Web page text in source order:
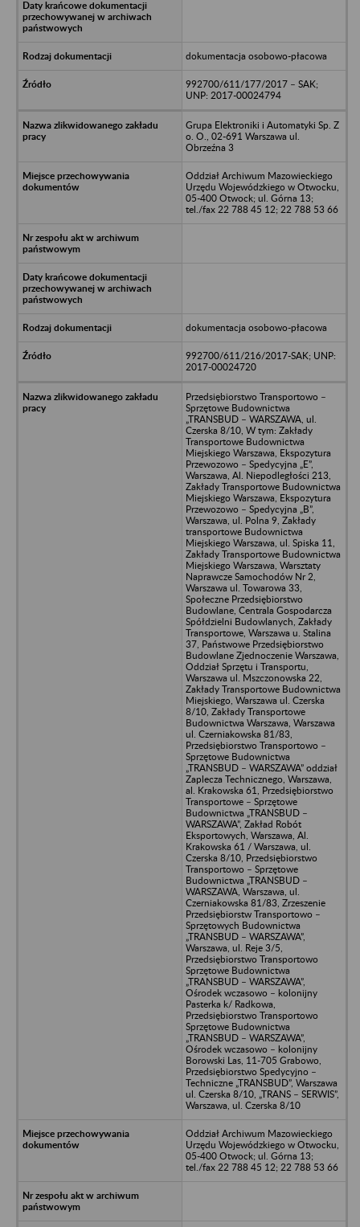
dokumentacja osobowo-płacowa
992700/611/177/2017 – SAK;
UNP: 2017-00024794
Grupa Elektroniki i Automatyki Sp. Z
o. O., 02-691 Warszawa ul.
Obrzeźna 3
Oddział Archiwum Mazowieckiego
Urzędu Wojewódzkiego w Otwocku,
05-400 Otwock; ul. Górna 13;
tel./fax 22 788 45 12; 22 788 53 66
dokumentacja osobowo-płacowa
992700/611/216/2017-SAK; UNP:
2017-00024720
Przedsiębiorstwo Transportowo –
Sprzętowe Budownictwa
„TRANSBUD – WARSZAWA, ul.
Czerska 8/10, W tym: Zakłady
Transportowe Budownictwa
Miejskiego Warszawa, Ekspozytura
Przewozowo – Spedycyjna „E”,
Warszawa, Al. Niepodległości 213,
Zakłady Transportowe Budownictwa
Miejskiego Warszawa, Ekspozytura
Przewozowo – Spedycyjna „B”,
Warszawa, ul. Polna 9, Zakłady
transportowe Budownictwa
Miejskiego Warszawa, ul. Spiska 11,
Zakłady Transportowe Budownictwa
Miejskiego Warszawa, Warsztaty
Naprawcze Samochodów Nr 2,
Warszawa ul. Towarowa 33,
Społeczne Przedsiębiorstwo
Budowlane, Centrala Gospodarcza
Spółdzielni Budowlanych, Zakłady
Transportowe, Warszawa u. Stalina
37, Państwowe Przedsiębiorstwo
Budowlane Zjednoczenie Warszawa,
Oddział Sprzętu i Transportu,
Warszawa ul. Mszczonowska 22,
Zakłady Transportowe Budownictwa
Miejskiego, Warszawa ul. Czerska
8/10, Zakłady Transportowe
Budownictwa Warszawa, Warszawa
ul. Czerniakowska 81/83,
Przedsiębiorstwo Transportowo –
Sprzętowe Budownictwa
„TRANSBUD – WARSZAWA” oddział
Zaplecza Technicznego, Warszawa,
al. Krakowska 61, Przedsiębiorstwo
Transportowe – Sprzętowe
Budownictwa „TRANSBUD –
WARSZAWA”, Zakład Robót
Eksportowych, Warszawa, Al.
Krakowska 61 / Warszawa, ul.
Czerska 8/10, Przedsiębiorstwo
Transportowo – Sprzętowe
Budownictwa „TRANSBUD –
WARSZAWA, Warszawa, ul.
Czerniakowska 81/83, Zrzeszenie
Przedsiębiorstw Transportowo –
Sprzętowych Budownictwa
„TRANSBUD – WARSZAWA”,
Warszawa, ul. Reje 3/5,
Przedsiębiorstwo Transportowo
Sprzętowe Budownictwa
„TRANSBUD – WARSZAWA”,
Ośrodek wczasowo – kolonijny
Pasterka k/ Radkowa,
Przedsiębiorstwo Transportowo
Sprzętowe Budownictwa
„TRANSBUD – WARSZAWA”,
Ośrodek wczasowo – kolonijny
Borowski Las, 11-705 Grabowo,
Przedsiębiorstwo Spedycyjno –
Techniczne „TRANSBUD”, Warszawa
ul. Czerska 8/10, „TRANS – SERWIS”,
Warszawa, ul. Czerska 8/10
Oddział Archiwum Mazowieckiego
Urzędu Wojewódzkiego w Otwocku,
05-400 Otwock; ul. Górna 13;
tel./fax 22 788 45 12; 22 788 53 66